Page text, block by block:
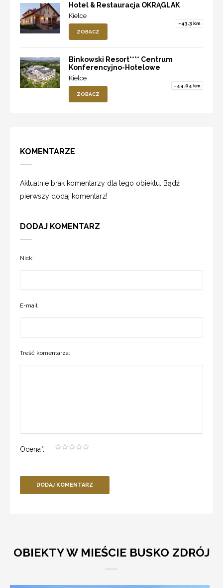
Hotel & Restauracja OKRĄGLAK
Kielce
~43.3 km
ZOBACZ
Binkowski Resort**** Centrum
Konferencyjno-Hotelowe
Kielce
~44.04 km
ZOBACZ
KOMENTARZE
Aktualnie brak komentarzy dla tego obiektu. Bądź
pierwszy dodaj komentarz!
DODAJ KOMENTARZ
Nick:
E-mail:
Treść komentarza:
Ocena*:
DODAJ KOMENTARZ
OBIEKTY W MIEŚCIE BUSKO ZDRÓJ